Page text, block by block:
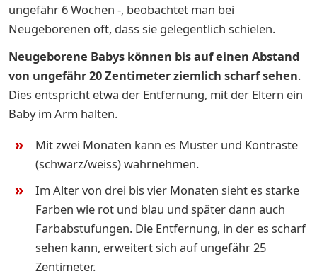
ungefähr 6 Wochen -, beobachtet man bei
Neugeborenen oft, dass sie gelegentlich schielen.
Neugeborene Babys können bis auf einen Abstand
von ungefähr 20 Zentimeter ziemlich scharf sehen.
Dies entspricht etwa der Entfernung, mit der Eltern ein
Baby im Arm halten.
Mit zwei Monaten kann es Muster und Kontraste
(schwarz/weiss) wahrnehmen.
Im Alter von drei bis vier Monaten sieht es starke
Farben wie rot und blau und später dann auch
Farbabstufungen. Die Entfernung, in der es scharf
sehen kann, erweitert sich auf ungefähr 25
Zentimeter.